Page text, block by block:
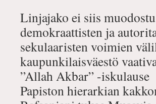
Linjajako ei siis
demokraattisten ja
sekulaaristen voimien
kaupunkilaisväestö
”Allah Akbar” -
Papiston hierarkian